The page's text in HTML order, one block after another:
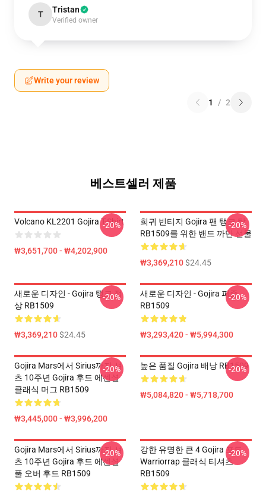
T Tristan
Verified owner
Write your review
1 / 2
베스트셀러 제품
Volcano KL2201 Gojira T-Shirt
₩3,651,700 - ₩4,202,900
-20%
희귀 빈티지 Gojira 팬 탱크 탑
RB1509를 위한 밴드 까만 선물
₩3,369,210$24.45
-20%
새로운 디자인 - Gojira 탱크 정
상 RB1509
₩3,369,210$24.45
-20%
새로운 디자인 - Gojira 퍼즐
RB1509
₩3,293,420 - ₩5,994,300
-20%
Gojira Mars에서 Sirius까지 셔
츠 10주년 Gojira 후드 에센셜
클래식 머그 RB1509
₩3,445,000 - ₩3,996,200
-20% 높은 품질 Gojira 배낭 RB1509
₩5,084,820 - ₩5,718,700
-20%
Gojira Mars에서 Sirius까지 셔
츠 10주년 Gojira 후드 에센셜
풀 오버 후드 RB1509
-20%
강한 유명한 큰 4 Gojira 포도
Warriorrap 클래식 티셔츠
RB1509
-20%